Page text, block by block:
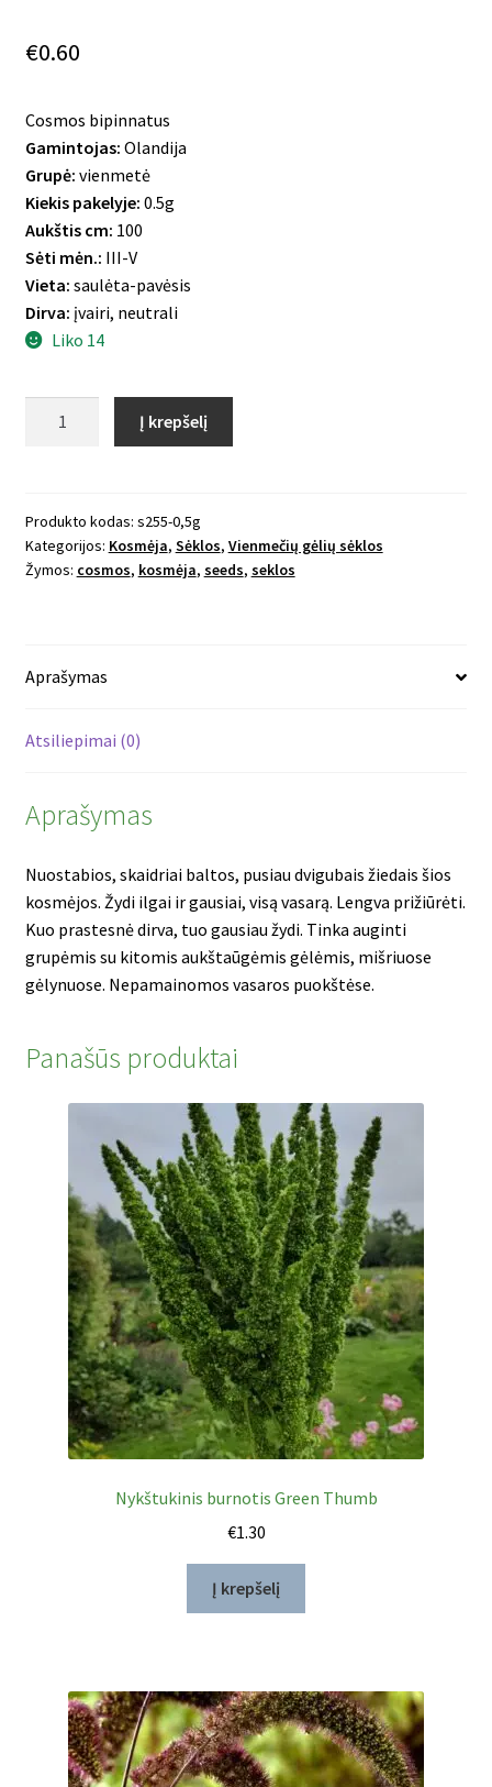
€0.60
Cosmos bipinnatus
Gamintojas: Olandija
Grupė: vienmetė
Kiekis pakelyje: 0.5g
Aukštis cm: 100
Sėti mėn.: III-V
Vieta: saulėta-pavėsis
Dirva: įvairi, neutrali
Liko 14
Fizzy
White
Į krepšelį
Produkto kodas: s255-0,5g
Kategorijos: Kosmėja, Sėklos, Vienmečių gėlių sėklos
Žymos: cosmos, kosmėja, seeds, seklos
Aprašymas
Atsiliepimai (0)
Aprašymas
Nuostabios, skaidriai baltos, pusiau dvigubais žiedais šios
kosmėjos. Žydi ilgai ir gausiai, visą vasarą. Lengva prižiūrėti.
Kuo prastesnė dirva, tuo gausiau žydi. Tinka auginti
grupėmis su kitomis aukštaūgėmis gėlėmis, mišriuose
gėlynuose. Nepamainomos vasaros puokštėse.
Panašūs produktai
Nykštukinis burnotis Green Thumb
€1.30
Į krepšelį